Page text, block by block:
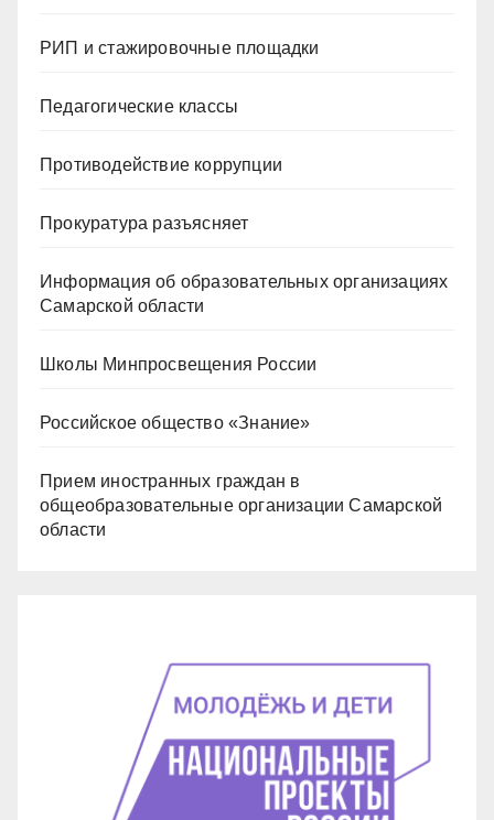
РИП и стажировочные площадки
Педагогические классы
Противодействие коррупции
Прокуратура разъясняет
Информация об образовательных организациях
Самарской области
Школы Минпросвещения России
Российское общество «Знание»
Прием иностранных граждан в
общеобразовательные организации Самарской
области